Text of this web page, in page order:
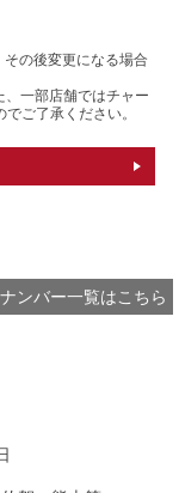
の後変更になる場合
一部店舗ではチャー
ご了承ください。
ンバー一覧はこちら